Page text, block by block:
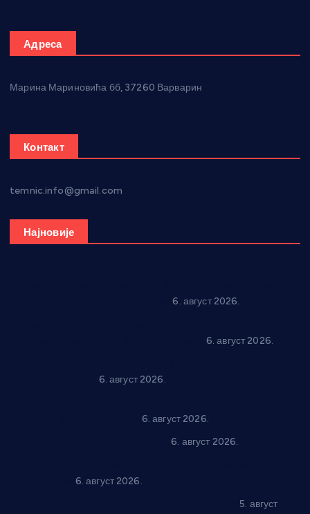
Адреса
Марина Мариновића бб, 37260 Варварин
Контакт
temnic.info@gmail.com
Најновије
6. август 2026.
6. август 2026.
6. август 2026.
6. август 2026.
6. август 2026.
6. август 2026.
5. август